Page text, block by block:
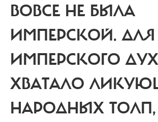
ВОВСЕ НЕ БЫЛА
ИМПЕРСКОЙ.ДЛЯ
ИМПЕРСКОГО
ХВАТАЛО
НАРОДНЫХ ТОЛП,